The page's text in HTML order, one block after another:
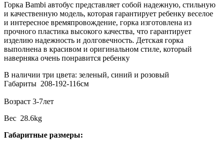
Горка Bambi автобус представляет собой надежную, стильную
и качественную модель, которая гарантирует ребенку веселое
и интересное времяпровождение, горка изготовлена из
прочного пластика высокого качества, что гарантирует
изделию надежность и долговечность. Детская горка
выполнена в красивом и оригинальном стиле, который
наверняка очень понравится ребенку
В наличии три цвета: зеленый, синий и розовый
Габариты 208-192-116см
Возраст 3-7лет
Вес 28.6kg
Габаритные размеры: